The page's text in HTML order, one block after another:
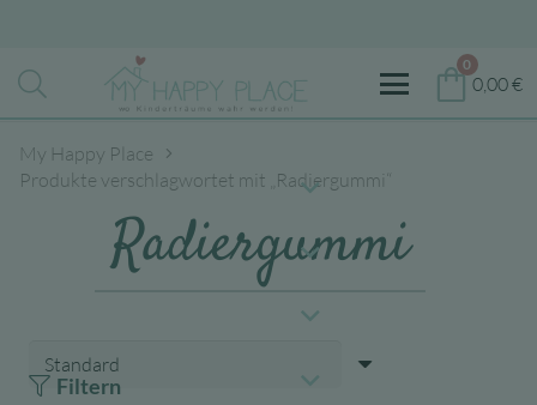
0
0,00€
My Happy Place
Produkte verschlagwortet mit „Radiergummi“
Radiergummi
Filtern